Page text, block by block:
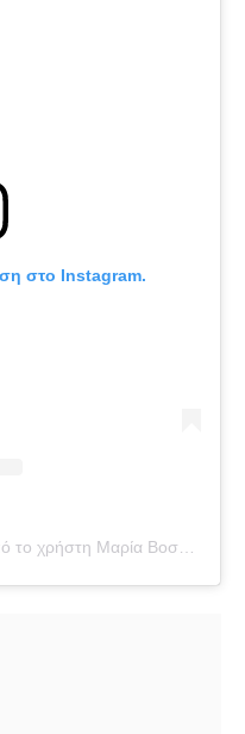
στο Instagram.
Η δημοσίευση κοινοποιήθηκε από το χρήστη Μαρία Βοσκοπούλου (@maria_voskopoulou)